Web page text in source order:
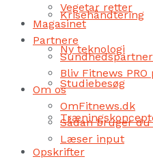
Krisehåndtering
Ny teknologi
Studiebesøg
Opskrifter
Vegetar retter
Magasinet
Partnere
Bliv Fitnews
Om os
OmFitnews.dk
Sådan bruger du
Læser input